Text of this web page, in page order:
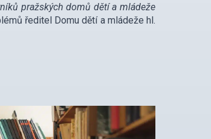
pražských domů dětí a mládeže
ředitel Domu dětí a mládeže hl.